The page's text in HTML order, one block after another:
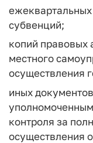
ежеквартальных
субвенций;
копий правовых
местного
осуществления
иных
контроля за
осуществления